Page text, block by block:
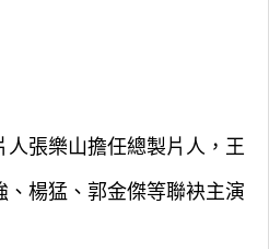
人張樂山擔任總製片人，王
、楊猛、郭金傑等聯袂主演